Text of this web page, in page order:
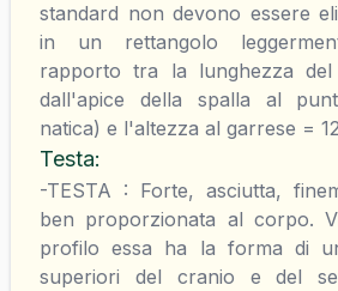
standard non devono essere
in un rettangolo
rapporto tra la lunghezza
dall'apice della spalla al
natica) e l'altezza al garrese =
Testa:
-TESTA : Forte, asciutta,
ben proporzionata al corpo.
profilo essa ha la forma di
superiori del cranio e del